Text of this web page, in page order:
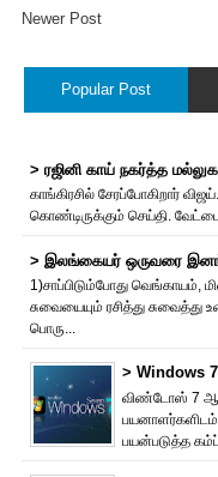
Newer Post
Popular Post
> ரஜினி காய் நகர்த்த
காங்கிரசில் சேரப்போகிறார்
கொண்டிருக்கும் செய்தி.
> இலங்கையர் ஒருவரை
1)சாப்பிடும்போது வெங்காயம்,
சுவையையும் ரசித்து சுவைத்து
பொரு...
> Windows
விண்டோஸ் 7
பயன்படுத்த